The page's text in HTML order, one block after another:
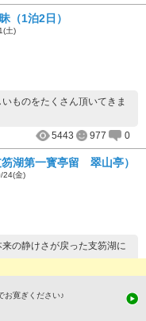
（1泊2日）
土)
ものをたくさん頂いてきま
5443
977 0
湖第一寳亭留 翠山亭）
24(金)
の静けさが戻った支笏湖に
お寛ぎください♪